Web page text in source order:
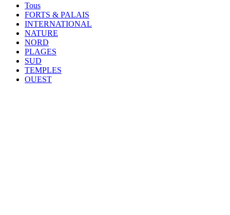
Tous
FORTS & PALAIS
INTERNATIONAL
NATURE
NORD
PLAGES
SUD
TEMPLES
OUEST